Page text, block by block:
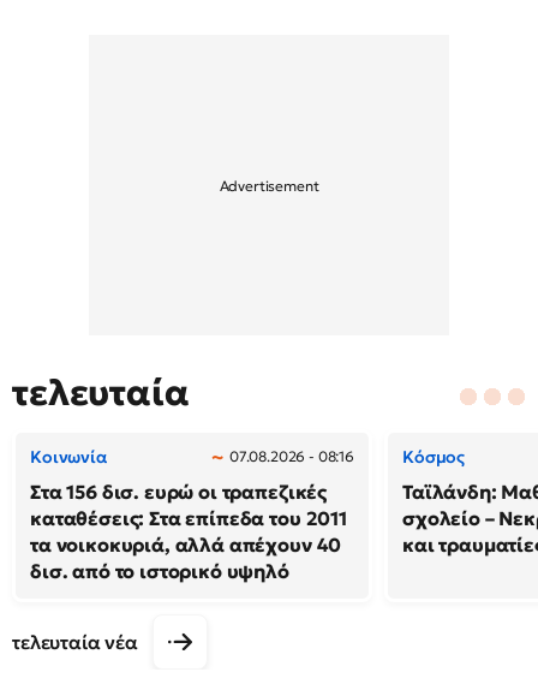
τελευταία
Κοινωνία 07.08.2026 - 08:16
Στα 156 δισ. ευρώ οι τραπεζικές
καταθέσεις: Στα επίπεδα του 2011
τα νοικοκυριά, αλλά απέχουν 40
δισ. από το ιστορικό υψηλό
Κόσμος
Ταϊλάνδη:
σχολείο –
και
τελευταία νέα